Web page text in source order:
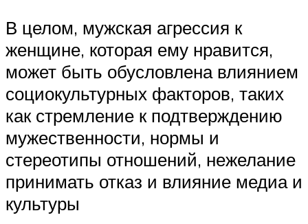
В целом, мужская агрессия к
женщине, которая ему нравится,
может быть обусловлена влиянием
социокультурных факторов, таких
как стремление к подтверждению
мужественности, нормы и
стереотипы отношений, нежелание
принимать отказ и влияние медиа и
культуры